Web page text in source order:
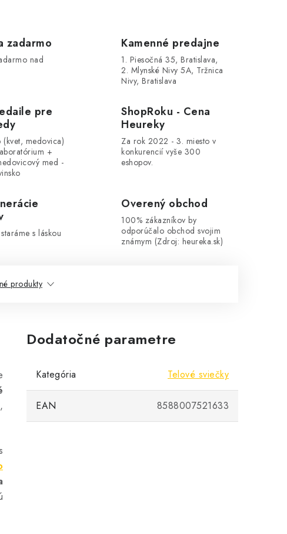
zadarmo
nad
Kamenné predajne
1. Piesočná 35, Bratislava,
2. Mlynské Nivy 5A, Tržnica
Nivy, Bratislava
pre
medovica)
+
med -
ShopRoku - Cena
Heureky
Za rok 2022 - 3. miesto v
konkurencií vyše 300
eshopov.
s láskou
Overený obchod
100% zákazníkov by
odporúčalo obchod svojim
známym (Zdroj: heureka.sk)
produkty
Dodatočné parametre
Kategória Telové sviečky
EAN 8588007521633